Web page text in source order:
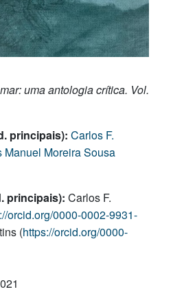
uma antologia crítica. Vol.
principais): Carlos F.
Manuel Moreira Sousa
principais): Carlos F.
orcid.org/0000-0002-9931-
(https://orcid.org/0000-